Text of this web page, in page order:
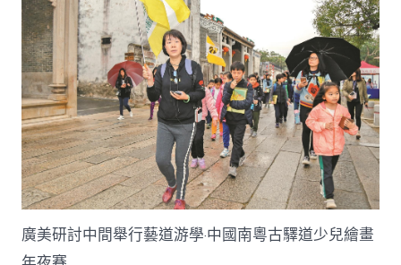
廣美研討中間舉行藝道游學·中國南粵古驛道少兒繪畫